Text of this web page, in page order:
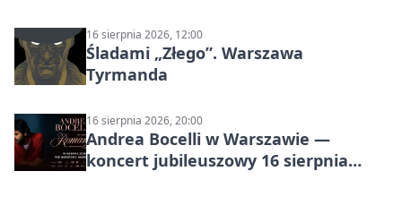
16 sierpnia 2026, 12:00
Śladami „Złego”. Warszawa
Tyrmanda
16 sierpnia 2026, 20:00
Andrea Bocelli w Warszawie —
koncert jubileuszowy 16 sierpnia